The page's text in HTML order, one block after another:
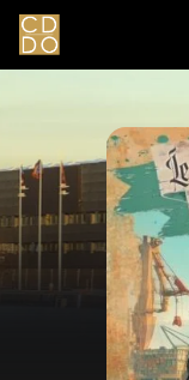
Recevez
Rivaj Group traite votre
abonnement à la
pouvez retirer votre
consultez notrepolitique